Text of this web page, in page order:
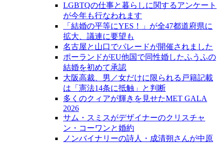
LGBTQの仕事と暮らしに関するアンケート
が今年も行なわれます
「結婚の平等にYES！」が全47都道府県に
拡大、議連に要望も
名古屋と山口でパレードが開催されました
ポーランドがEU他国で同性婚したふうふの
結婚を初めて承認
大阪高裁、男／女だけに限られる戸籍記載
は「憲法14条に抵触」と判断
多くのクィアが輝きを見せたMET GALA
2026
サム・スミスがデザイナーのクリスチャ
ン・コーワンと婚約
ノンバイナリーの詩人・成清朔さんが中原